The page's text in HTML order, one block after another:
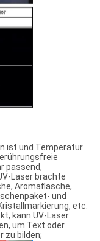
ist und Temperatur
passend,
Laser brachte
Aromaflasche,
und
etc.
kann UV-Laser
um Text oder
zu bilden;